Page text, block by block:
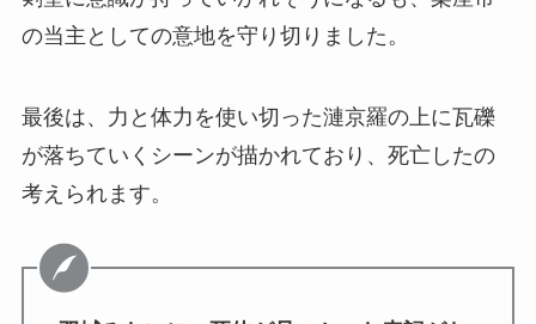
の当主としての意地を守り切りました。
最後は、力と体力を使い切った漣京羅の上に瓦礫
が落ちていくシーンが描かれており、死亡したの
考えられます。